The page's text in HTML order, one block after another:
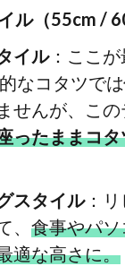
ル（55cm /
イル：ここ
なコタツで
せんが、こ
ったままコ
スタイル：リ
、食事やパ
適な高さに。